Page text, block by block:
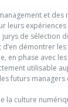
et des
leurs
de sélection
démontrer
en phase avec les
utilisable
futurs managers
la culture